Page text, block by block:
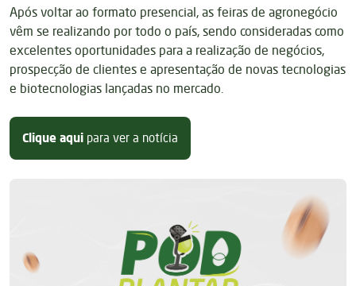
Após voltar ao formato presencial, as feiras de agronegócio
vêm se realizando por todo o país, sendo consideradas como
excelentes oportunidades para a realização de negócios,
prospecção de clientes e apresentação de novas tecnologias
e biotecnologias lançadas no mercado.
Clique aqui para ver a notícia